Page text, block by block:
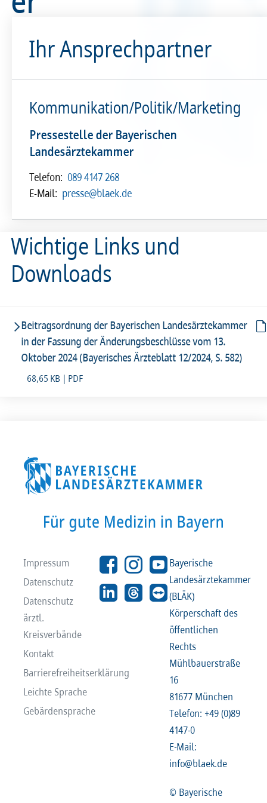
Service & Kontakt
Service & Kontakt
Ihr Ansprechpartner
Kommunikation/Politik/Marketing
Pressestelle der Bayerischen
Landesärztekammer
Telefon: 089 4147 268
E-Mail: presse@blaek.de
Wichtige Links und
Downloads
Beitragsordnung der Bayerischen Landesärztekammer
in der Fassung der Änderungsbeschlüsse vom 13.
Oktober 2024 (Bayerisches Ärzteblatt 12/2024, S. 582)
68,65 KB | PDF
Impressum
Datenschutz
Datenschutz
ärztl.
Kreisverbände
Kontakt
Barrierefreiheitserklärung
Leichte Sprache
Gebärdensprache
Bayerische
Landesärztekammer
(BLÄK)
Körperschaft des
öffentlichen
Rechts
Mühlbauerstraße
16
81677 München
Telefon: +49 (0)89
4147-0
E-Mail:
info@blaek.de
© Bayerische